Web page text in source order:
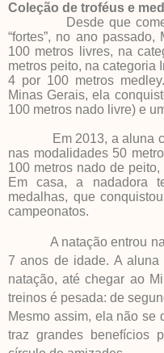
Coleção de troféus e
Desde que
“fortes”, no ano
100 metros livres, na
metros peito, na categoria
4 por 100 metros
Minas Gerais, ela
100 metros nado livre) e
Em 2013, a aluna
nas modalidades 50
100 metros nado de
Em casa, a nadadora
medalhas, que
campeonatos.
A natação entrou
7 anos de idade. A
natação, até chegar ao
treinos é pesada: de
Mesmo assim, ela não se
traz grandes benefícios